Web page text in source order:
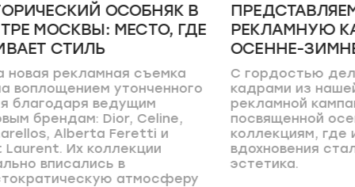
В
ГДЕ
и
ПРЕДСТАВЛЯЕМ ВАМ НОВУЮ
РЕКЛАМНУЮ КАМПАНИЮ
ОСЕННЕ-ЗИМНЕГО СЕЗОНА
С гордостью делимся с вами
кадрами из нашей новой
рекламной кампании,
посвященной осенне-зимним
коллекциям, где источником
вдохновения стала городская
эстетика.